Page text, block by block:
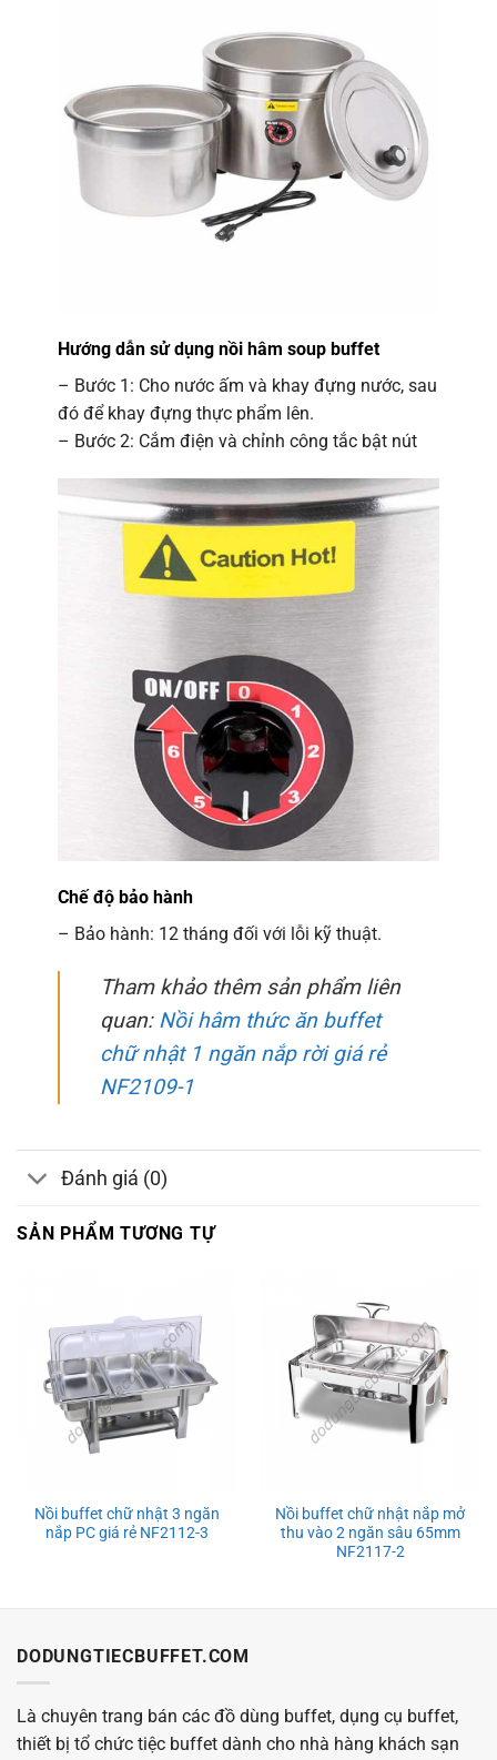
Hướng dẫn sử dụng nồi hâm soup buffet
– Bước 1: Cho nước ấm và khay đựng nước, sau
đó để khay đựng thực phẩm lên.
– Bước 2: Cắm điện và chỉnh công tắc bật nút
Chế độ bảo hành
– Bảo hành: 12 tháng đối với lỗi kỹ thuật.
Tham khảo thêm sản phẩm liên
quan: Nồi hâm thức ăn buffet
chữ nhật 1 ngăn nắp rời giá rẻ
NF2109-1
Đánh giá (0)
SẢN PHẨM TƯƠNG TỰ
Nồi buffet chữ nhật 3 ngăn
nắp PC giá rẻ NF2112-3
Nồi buffet chữ nhật nắp mở
thu vào 2 ngăn sâu 65mm
NF2117-2
DODUNGTIECBUFFET.COM
Là chuyên trang bán các đồ dùng buffet, dụng cụ buffet,
thiết bị tổ chức tiệc buffet dành cho nhà hàng khách sạn